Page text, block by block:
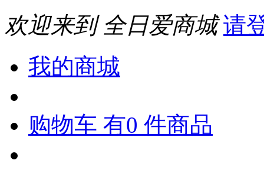
欢迎来到 全日爱商城 请
我的商城
购物车 有0 件商品